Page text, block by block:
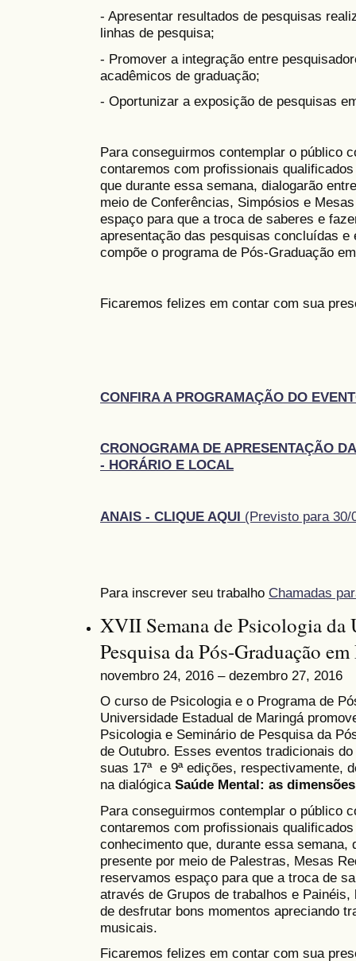
- Apresentar resultados de pesquisas
linhas de pesquisa;
- Promover a integração entre
acadêmicos de graduação;
- Oportunizar a exposição de pesquisas
Para conseguirmos contemplar o público
contaremos com profissionais
que durante essa semana, dialogarão
meio de Conferências, Simpósios e
espaço para que a troca de saberes e
apresentação das pesquisas concluídas
compõe o programa de Pós-Graduação
Ficaremos felizes em contar com sua
CONFIRA A PROGRAMAÇÃO DO
CRONOGRAMA DE APRESENTAÇÃO
- HORÁRIO E LOCAL
ANAIS - CLIQUE AQUI (Previsto para 30/
Para inscrever seu trabalho Chamadas
XVII Semana de Psicologia
Pesquisa da Pós-Graduação
novembro 24, 2016 – dezembro 27, 2016
O curso de Psicologia e o Programa de
Universidade Estadual de Maringá
Psicologia e Seminário de Pesquisa da
de Outubro. Esses eventos tradicionais
suas 17ª e 9ª edições, respectivamente,
na dialógica Saúde Mental: as
Para conseguirmos contemplar o público
contaremos com profissionais
conhecimento que, durante essa
presente por meio de Palestras, Mesas
reservamos espaço para que a troca de
através de Grupos de trabalhos e
de desfrutar bons momentos apreciando
musicais.
Ficaremos felizes em contar com sua